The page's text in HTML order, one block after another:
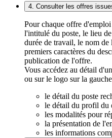
4. Consulter les offres
Pour chaque offre
l'intitulé du poste, le lieu
durée de travail, le nom de
premiers caractères du
publication de l'offre.
Vous accédez au détail
ou sur le logo sur la
le détail du poste
le détail du profil du
les modalités pour
la présentation de
les informations